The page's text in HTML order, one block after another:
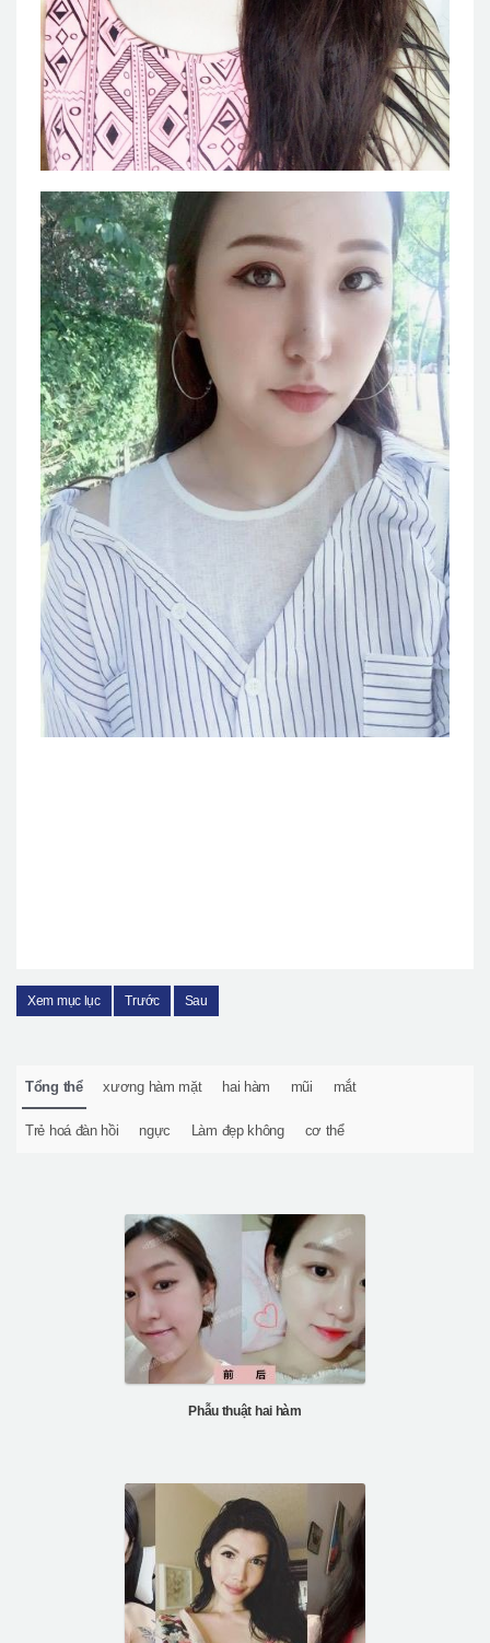
Xem mục lục Trước Sau
Tổng thể xương hàm mặt hai hàm mũi mắt
Trẻ hoá đàn hồi ngực Làm đẹp không cơ thể
Phẫu thuật hai hàm